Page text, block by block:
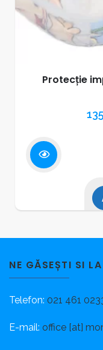
Protecție
NE GĂSEȘTI SI LA
Telefon: 021 461
E-mail: office [at]